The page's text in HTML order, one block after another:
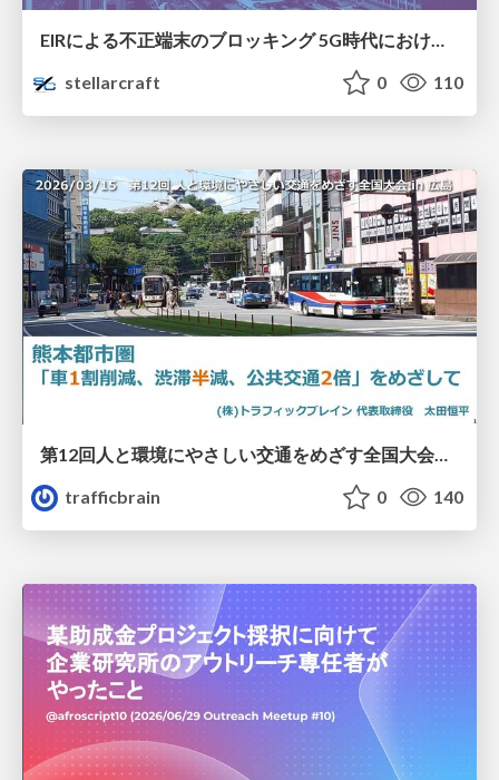
stellarcraft
0 110
第12回人と環境にやさしい交通をめざす全国大会／熊本都市圏「車1割削減、渋滞半減、公共交通2倍」をめざして
trafficbrain
0 140